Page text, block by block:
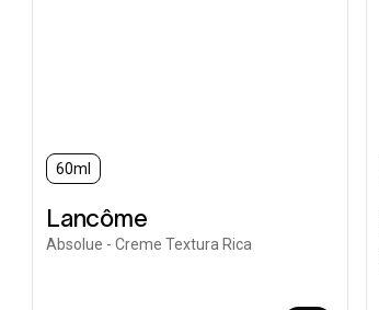
60ml
Lancôme
Absolue - Creme Textura Rica